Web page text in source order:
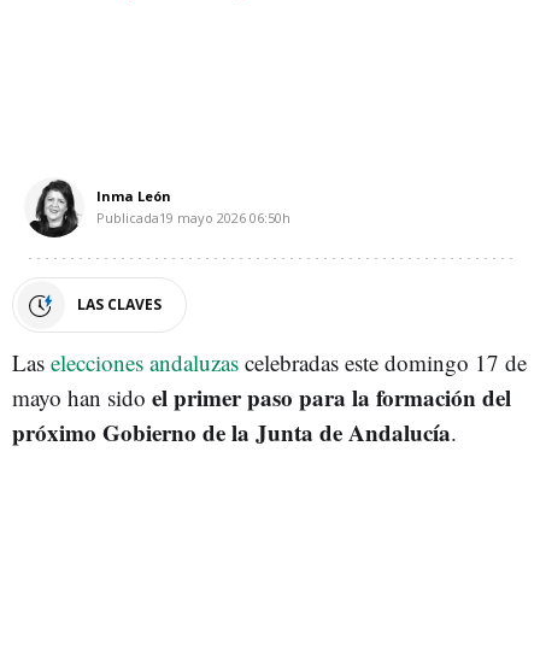
Inma León
Publicada19 mayo 2026 06:50h
LAS CLAVES
Las elecciones andaluzas celebradas este domingo 17 de
mayo han sido el primer paso para la formación del
próximo Gobierno de la Junta de Andalucía.